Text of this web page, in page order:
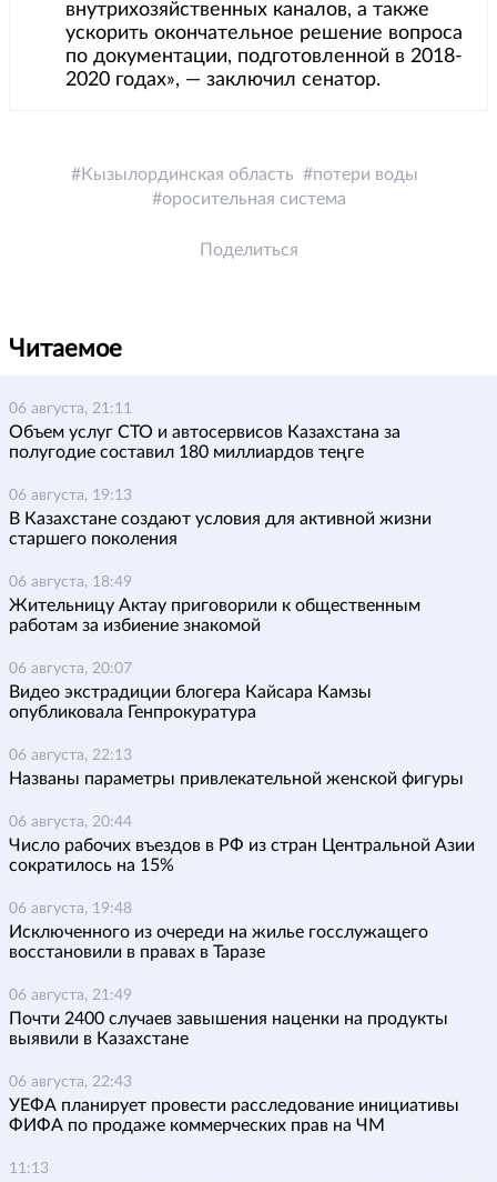
внутрихозяйственных каналов, а также
ускорить окончательное решение вопроса
по документации, подготовленной в 2018-
2020 годах», — заключил сенатор.
Кызылординская область
потери воды
оросительная система
Поделиться
Читаемое
06 августа, 21:11
Объем услуг СТО и автосервисов Казахстана за
полугодие составил 180 миллиардов теңге
06 августа, 19:13
В Казахстане создают условия для активной жизни
старшего поколения
06 августа, 18:49
Жительницу Актау приговорили к общественным
работам за избиение знакомой
06 августа, 20:07
Видео экстрадиции блогера Кайсара Камзы
опубликовала Генпрокуратура
06 августа, 22:13
Названы параметры привлекательной женской фигуры
06 августа, 20:44
Число рабочих въездов в РФ из стран Центральной Азии
сократилось на 15%
06 августа, 19:48
Исключенного из очереди на жилье госслужащего
восстановили в правах в Таразе
06 августа, 21:49
Почти 2400 случаев завышения наценки на продукты
выявили в Казахстане
06 августа, 22:43
УЕФА планирует провести расследование инициативы
ФИФА по продаже коммерческих прав на ЧМ
11:13